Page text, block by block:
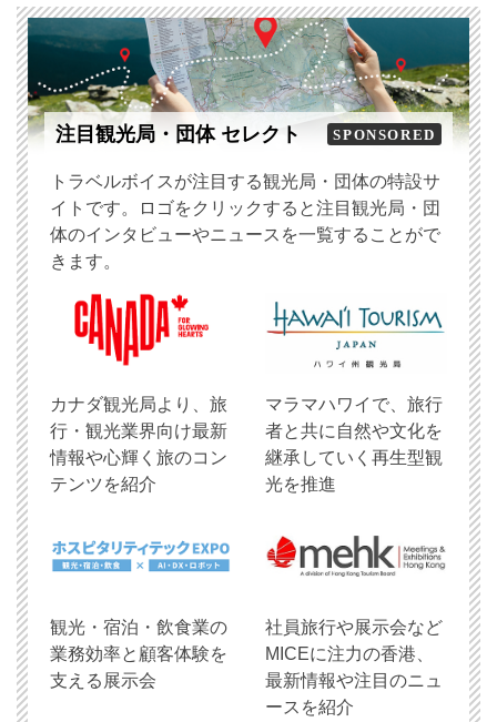
注目観光局・団体 セレクト SPONSORED
トラベルボイスが注目する観光局・団体の特設サ
イトです。ロゴをクリックすると注目観光局・団
体のインタビューやニュースを一覧することがで
きます。
​カナダ観光局より、旅
行・観光業界向け最新
情報や心輝く旅のコン
テンツを紹介
マラマハワイで、旅行
者と共に自然や文化を
継承していく再生型観
光を推進
観光・宿泊・飲食業の
業務効率と顧客体験を
支える展示会
社員旅行や展示会など
MICEに注力の香港、
最新情報や注目のニュ
ースを紹介